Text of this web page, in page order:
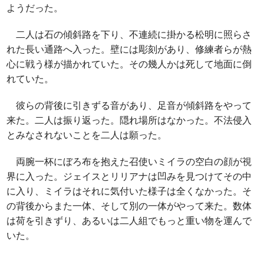
ようだった。
二人は石の傾斜路を下り、不連続に掛かる松明に照らさ
れた長い通路へ入った。壁には彫刻があり、修練者らが熱
心に戦う様が描かれていた。その幾人かは死して地面に倒
れていた。
彼らの背後に引きずる音があり、足音が傾斜路をやって
来た。二人は振り返った。隠れ場所はなかった。不法侵入
とみなされないことを二人は願った。
両腕一杯にぼろ布を抱えた召使いミイラの空白の顔が視
界に入った。ジェイスとリリアナは凹みを見つけてその中
に入り、ミイラはそれに気付いた様子は全くなかった。そ
の背後からまた一体、そして別の一体がやって来た。数体
は荷を引きずり、あるいは二人組でもっと重い物を運んで
いた。